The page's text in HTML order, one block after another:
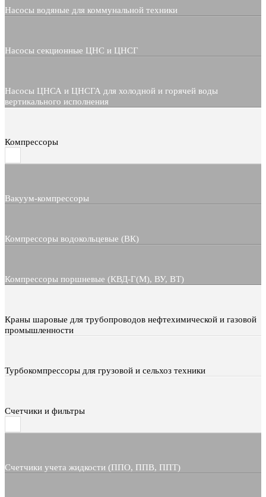
Насосы водяные для коммунальной техники
Насосы секционные ЦНС и ЦНСГ
Насосы ЦНСА и ЦНСГА для холодной и горячей воды
вертикального исполнения
Компрессоры
Вакуум-компрессоры
Компрессоры водокольцевые (ВК)
Компрессоры поршневые (КВД-Г(М), ВУ, ВТ)
Краны шаровые для трубопроводов нефтехимической и газовой
промышленности
Турбокомпрессоры для грузовой и сельхоз техники
Счетчики и фильтры
Счетчики учета жидкости (ППО, ППВ, ППТ)